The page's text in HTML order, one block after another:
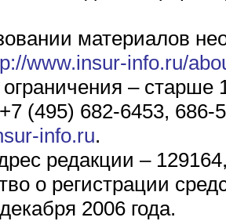
материалов
www.insur-info.ru/
– старше
(495) 682-6453, 686-
info.ru.
редакции –
о регистрации
2006 года.